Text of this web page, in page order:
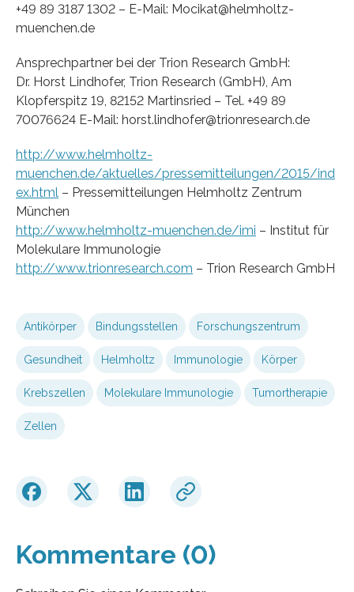
+49 89 3187 1302 – E-Mail: Mocikat@helmholtz-
muenchen.de
Ansprechpartner bei der Trion Research GmbH:
Dr. Horst Lindhofer, Trion Research (GmbH), Am
Klopferspitz 19, 82152 Martinsried – Tel. +49 89
70076624 E-Mail: horst.lindhofer@trionresearch.de
http://www.helmholtz-
muenchen.de/aktuelles/pressemitteilungen/2015/ind
ex.html – Pressemitteilungen Helmholtz Zentrum
München
http://www.helmholtz-muenchen.de/imi – Institut für
Molekulare Immunologie
http://www.trionresearch.com – Trion Research GmbH
Antikörper Bindungsstellen Forschungszentrum
Gesundheit Helmholtz Immunologie Körper
Krebszellen Molekulare Immunologie Tumortherapie
Zellen
Kommentare (0)